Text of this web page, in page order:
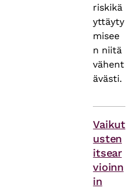
riskikä
yttäyty
misee
n niitä
vähent
ävästi.
Vaikut
usten
itsear
vioinn
in